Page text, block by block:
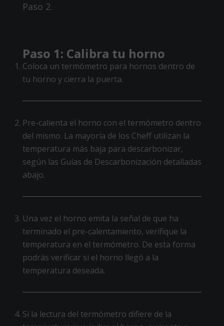
Paso 2.
Paso 1: Calibra tu horno
Coloca un termómetro para hornos dentro de
tu horno y cierra la puerta.
Pre-calienta el horno con el termómetro dentro
del mismo. La mayoría de los Cheff utilizan la
temperatura más baja para descarbonizar,
según las Guías de Descarbonización detalladas
abajo.
Una vez el horno emita la señal de que ha
terminado el pre-calentamiento, verifique la
temperatura en el termómetro. De esta forma
podrás verificar si el horno llegó a la
temperatura deseada.
Si la lectura del termómetro difiere de la